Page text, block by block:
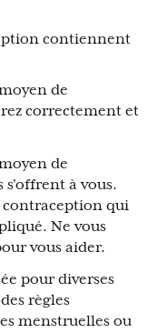
contiennent
de
correctement et
de
à vous.
contraception qui
Ne vous
vous aider.
pour diverses
règles
menstruelles ou